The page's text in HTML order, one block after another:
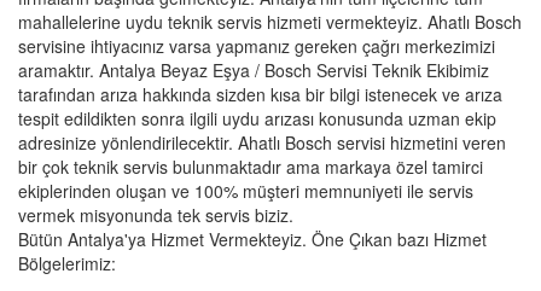
mahallelerine uydu teknik servis hizmeti vermekteyiz. Ahatlı Bosch
servisine ihtiyacınız varsa yapmanız gereken çağrı merkezimizi
aramaktır. Antalya Beyaz Eşya / Bosch Servisi Teknik Ekibimiz
tarafından arıza hakkında sizden kısa bir bilgi istenecek ve arıza
tespit edildikten sonra ilgili uydu arızası konusunda uzman ekip
adresinize yönlendirilecektir. Ahatlı Bosch servisi hizmetini veren
bir çok teknik servis bulunmaktadır ama markaya özel tamirci
ekiplerinden oluşan ve 100% müşteri memnuniyeti ile servis
vermek misyonunda tek servis biziz.
Bütün Antalya'ya Hizmet Vermekteyiz. Öne Çıkan bazı Hizmet
Bölgelerimiz: